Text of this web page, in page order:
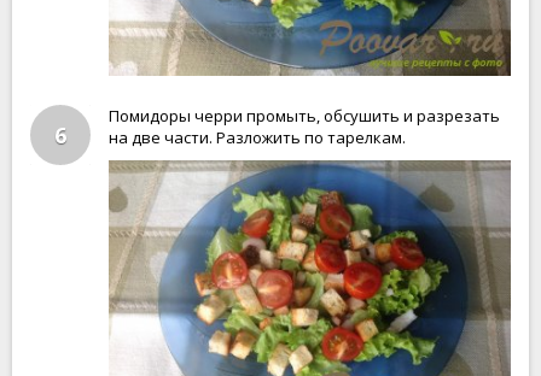
6
Помидоры черри промыть, обсушить и разрезать
на две части. Разложить по тарелкам.